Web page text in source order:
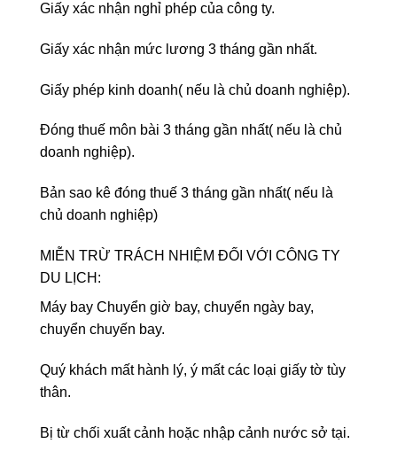
Giấy xác nhận nghỉ phép của công ty.
Giấy xác nhận mức lương 3 tháng gần nhất.
Giấy phép kinh doanh( nếu là chủ doanh nghiệp).
Đóng thuế môn bài 3 tháng gần nhất( nếu là chủ
doanh nghiệp).
Bản sao kê đóng thuế 3 tháng gần nhất( nếu là
chủ doanh nghiệp)
MIỄN TRỪ TRÁCH NHIỆM ĐỐI VỚI CÔNG TY
DU LỊCH:
Máy bay Chuyển giờ bay, chuyển ngày bay,
chuyển chuyến bay.
Quý khách mất hành lý, ý mất các loại giấy tờ tùy
thân.
Bị từ chối xuất cảnh hoặc nhập cảnh nước sở tại.